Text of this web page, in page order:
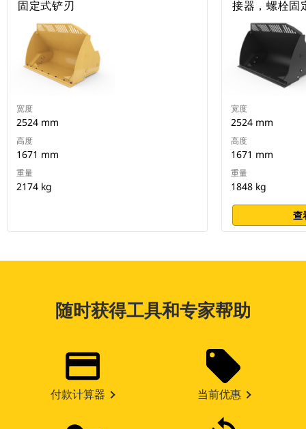
固定式铲刃
宽度
2524 mm
高度
1671 mm
重量
2174 kg
接器，螺栓固
宽度
2524 mm
高度
1671 mm
重量
1848 kg
查
随时获得工具和专家帮助
付款计算器 当前优惠